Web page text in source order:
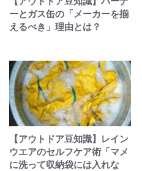
ーとガス缶の「メーカーを揃
えるべき」理由とは？
【アウトドア豆知識】レイン
ウエアのセルフケア術「マメ
に洗って収納袋には入れな